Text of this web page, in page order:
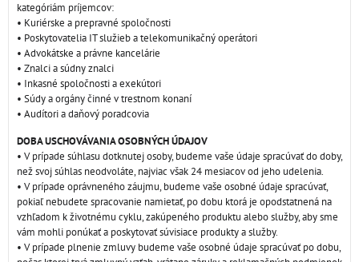
kategóriám príjemcov:
• Kuriérske a prepravné spoločnosti
• Poskytovatelia IT služieb a telekomunikačný operátori
• Advokátske a právne kancelárie
• Znalci a súdny znalci
• Inkasné spoločnosti a exekútori
• Súdy a orgány činné v trestnom konaní
• Audítori a daňový poradcovia
DOBA USCHOVÁVANIA OSOBNÝCH ÚDAJOV
• V prípade súhlasu dotknutej osoby, budeme vaše údaje spracúvať do doby,
než svoj súhlas neodvoláte, najviac však 24 mesiacov od jeho udelenia.
• V prípade oprávneného záujmu, budeme vaše osobné údaje spracúvať,
pokiaľ nebudete spracovanie namietať, po dobu ktorá je opodstatnená na
vzhľadom k životnému cyklu, zakúpeného produktu alebo služby, aby sme
vám mohli ponúkať a poskytovať súvisiace produkty a služby.
• V prípade plnenie zmluvy budeme vaše osobné údaje spracúvať po dobu,